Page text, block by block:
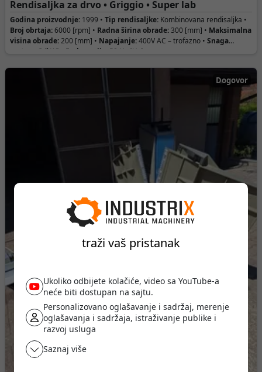
traži vaš pristanak
Ukoliko odbijete kolačiće, video sa YouTube-a
neće biti dostupan na sajtu.
Personalizovano oglašavanje i sadržaj, merenje
oglašavanja i sadržaja, istraživanje publike i
razvoj usluga
Saznaj više
Rendisaljka za drvo • Griggio • Super lab
Godina proizvodnje: 1999 • Tip rendisaljke: Kombinovana rendisaljka •
Broj obrtaja:6000 [rpm] • Radna širina obrade:300 [mm] • Maksimalna
visina obrade:200 [mm] • Napajanje:400V AC – trofazno • Snaga
motora:
3 [kW] • Frekvencija: 50 Hz [Hz]
Dogovor